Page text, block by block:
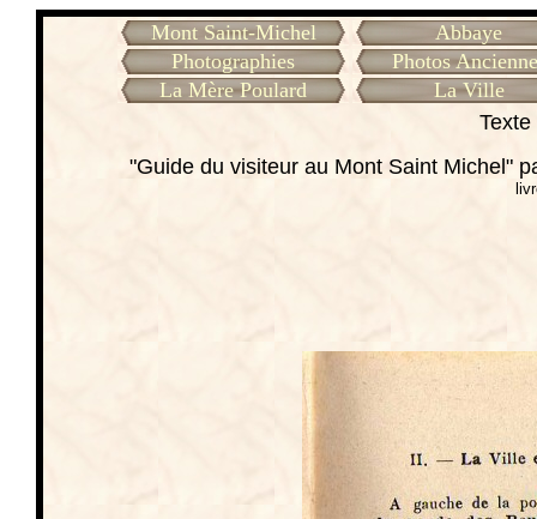
Mont Saint-Michel
Abbaye
Photographies
Photos
La Mère Poulard
La Ville
"Guide du visiteur au Mont Saint Michel"